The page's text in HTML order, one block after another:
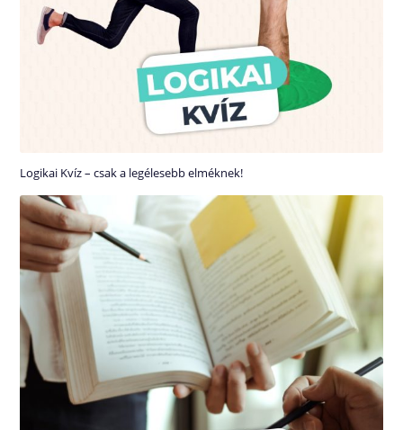
Logikai Kvíz – csak a legélesebb elméknek!